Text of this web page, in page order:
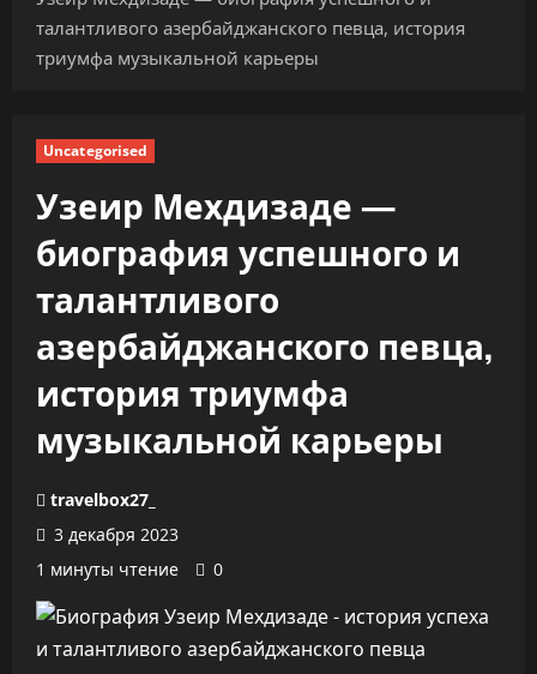
талантливого азербайджанского певца, история
триумфа музыкальной карьеры
Uncategorised
Узеир Мехдизаде —
биография успешного и
талантливого
азербайджанского певца,
история триумфа
музыкальной карьеры
travelbox27_
3 декабря 2023
1 минуты чтение
0